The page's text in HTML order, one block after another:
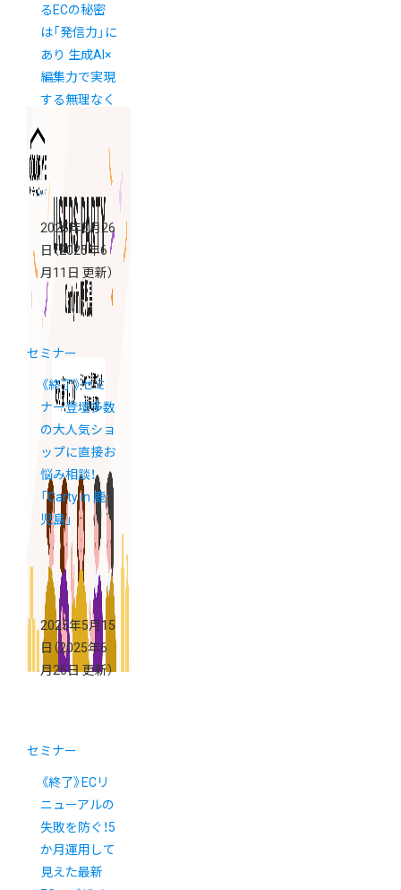
るECの秘密
は「発信力」に
あり 生成AI×
編集力で実現
する無理なく
コツ
2025年5月26
日 （2025年6
月11日 更新）
セミナー
《終了》セミ
ナー登壇多数
の大人気ショ
ップに直接お
悩み相談！
「Carty in 鹿
児島」
2025年5月15
日 （2025年6
月26日 更新）
セミナー
《終了》ECリ
ニューアルの
失敗を防ぐ！5
か月運用して
見えた最新